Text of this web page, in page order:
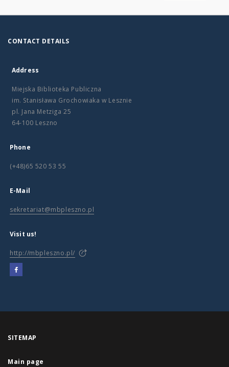
CONTACT DETAILS
Address
Miejska Biblioteka Publiczna
im. Stanisława Grochowiaka w Lesznie
pl. Jana Metziga 25
64-100 Leszno
Phone
(+48)65 520 53 55
E-Mail
sekretariat@mbpleszno.pl
Visit us!
http://mbpleszno.pl/
SITEMAP
Main page